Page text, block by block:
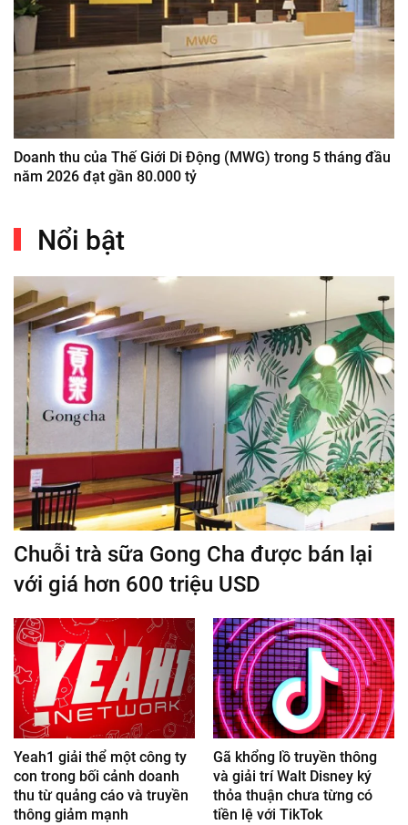
Doanh thu của Thế Giới Di Động (MWG) trong 5 tháng đầu
năm 2026 đạt gần 80.000 tỷ
Nổi bật
Chuỗi trà sữa Gong Cha được bán lại
với giá hơn 600 triệu USD
Yeah1 giải thể một công ty
con trong bối cảnh doanh
thu từ quảng cáo và truyền
thông giảm mạnh
Gã khổng lồ truyền thông
và giải trí Walt Disney ký
thỏa thuận chưa từng có
tiền lệ với TikTok